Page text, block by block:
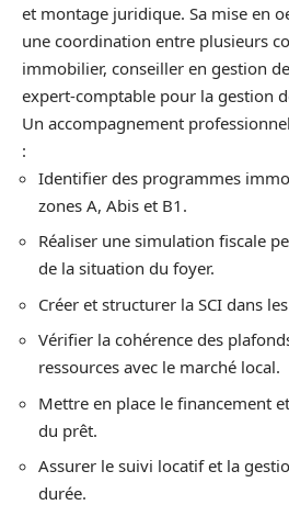
et montage juridique. Sa mise en
une coordination entre plusieurs
immobilier, conseiller en gestion
expert-comptable pour la gestion
Un accompagnement
:
Identifier des programmes
zones A, Abis et B1.
Réaliser une simulation fiscale
de la situation du foyer.
Créer et structurer la SCI dans
Vérifier la cohérence des
ressources avec le marché local.
Mettre en place le financement
du prêt.
Assurer le suivi locatif et la
durée.